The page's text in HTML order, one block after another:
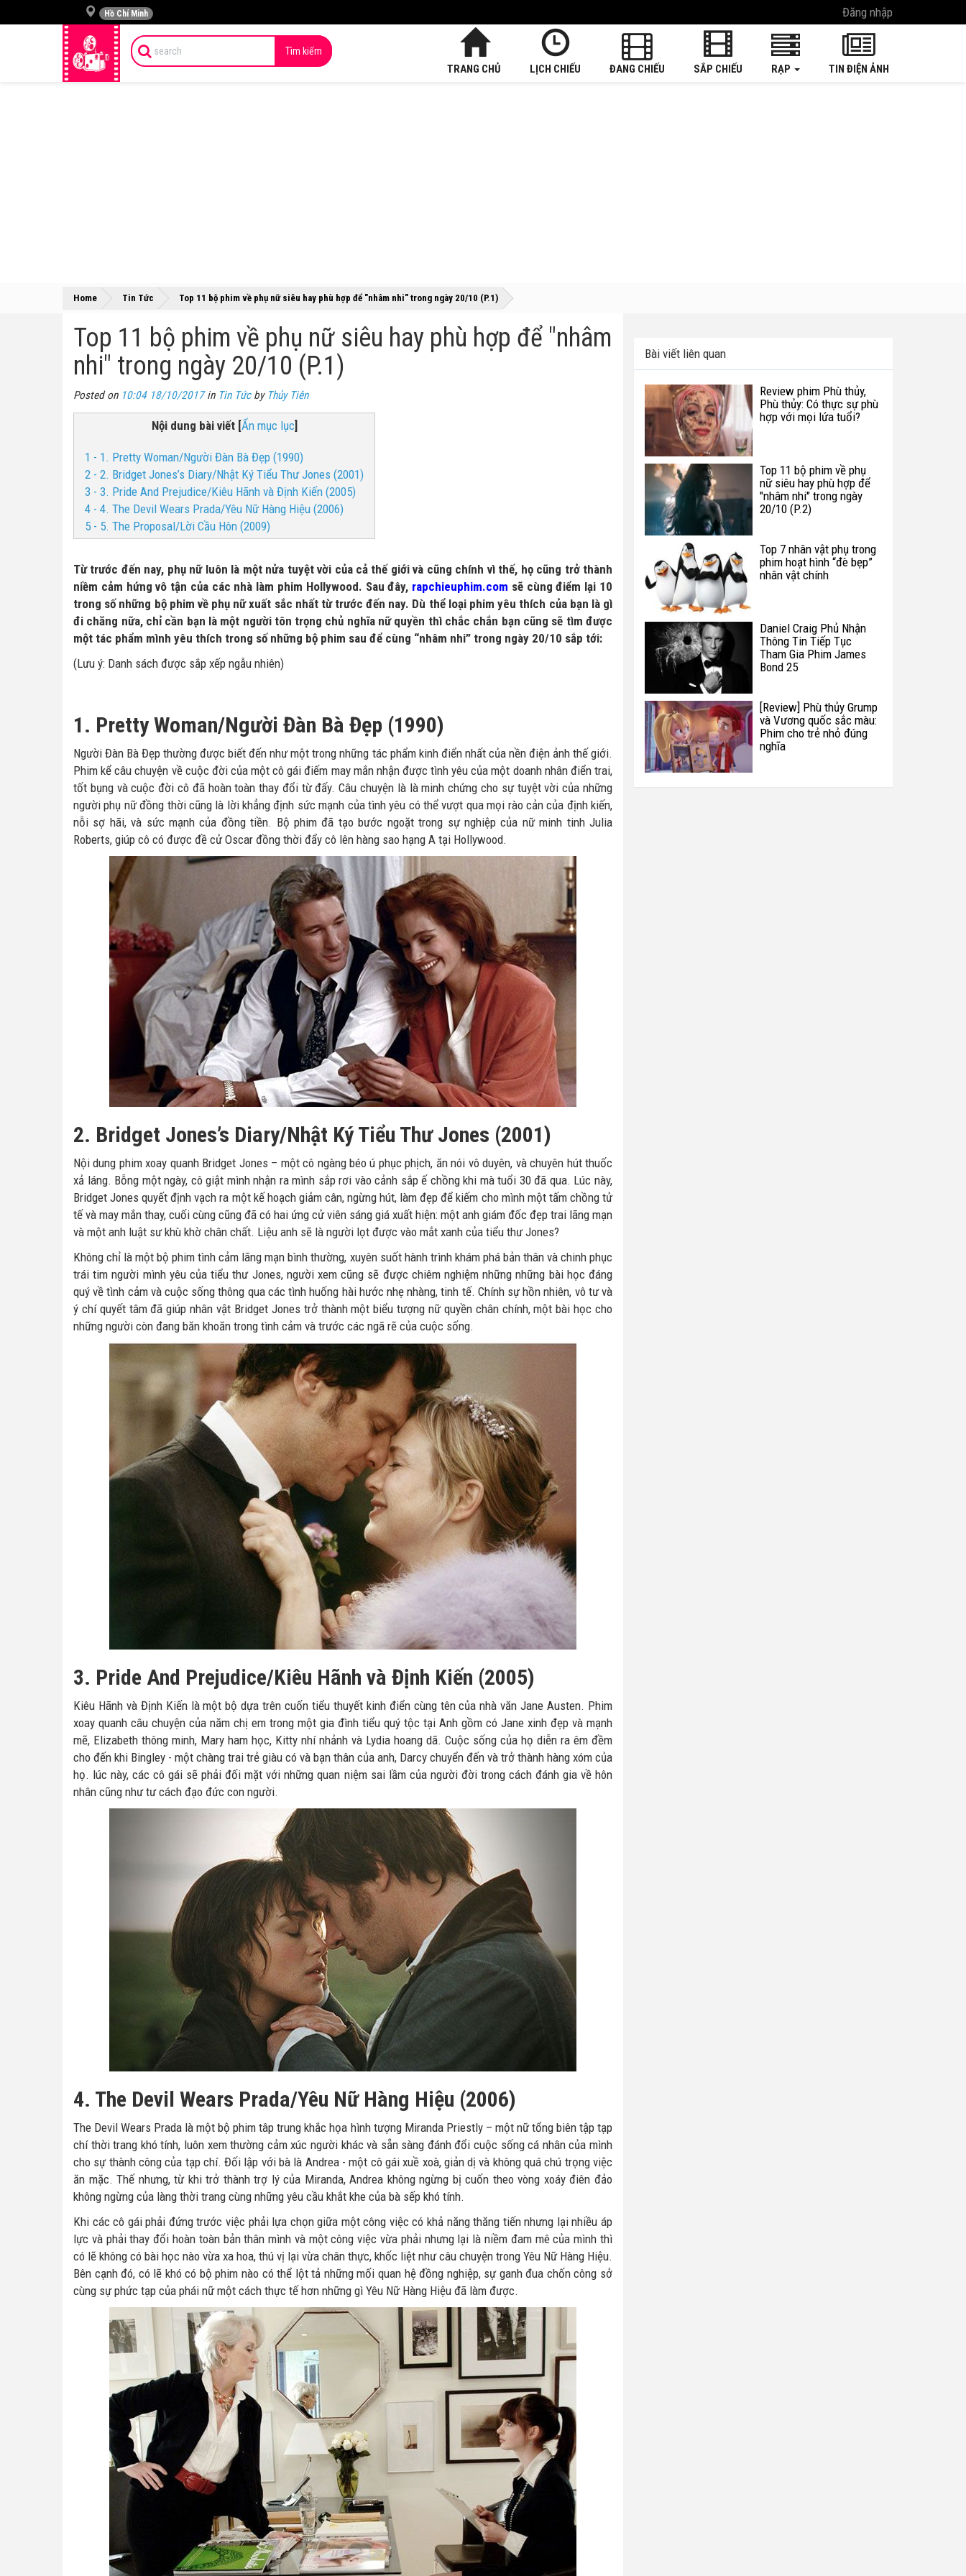
Hồ Chí Minh Đăng nhập
Tìm kiếm
TRANG CHỦ LỊCH CHIẾU ĐANG CHIẾU SẮP CHIẾU RẠP TIN ĐIỆN ẢNH
Home »
Tin Tức »
Top 11 bộ phim về phụ nữ siêu hay phù hợp để "nhâm nhi" trong ngày 20/10 (P.1)
Top 11 bộ phim về phụ nữ siêu hay phù hợp để "nhâm
nhi" trong ngày 20/10 (P.1)
Posted on 10:04 18/10/2017in Tin Tứcby Thủy Tiên
Nội dung bài viết[Ẩn mục lục]
1 - 1. Pretty Woman/Người Đàn Bà Đẹp (1990)
2 - 2. Bridget Jones’s Diary/Nhật Ký Tiểu Thư Jones (2001)
3 - 3. Pride And Prejudice/Kiêu Hãnh và Định Kiến (2005)
4 - 4. The Devil Wears Prada/Yêu Nữ Hàng Hiệu (2006)
5 - 5. The Proposal/Lời Cầu Hôn (2009)
Từ trước đến nay, phụ nữ luôn là một nửa tuyệt vời của cả thế giới và cũng chính vì thế, họ cũng trở thành
niềm cảm hứng vô tận của các nhà làm phim Hollywood. Sau đây, rapchieuphim.com sẽ cùng điểm lại 10
trong số những bộ phim về phụ nữ xuất sắc nhất từ trước đến nay. Dù thể loại phim yêu thích của bạn là gì
đi chăng nữa, chỉ cần bạn là một người tôn trọng chủ nghĩa nữ quyền thì chắc chắn bạn cũng sẽ tìm được
một tác phẩm mình yêu thích trong số những bộ phim sau để cùng “nhâm nhi” trong ngày 20/10 sắp tới:
(Lưu ý: Danh sách được sắp xếp ngẫu nhiên)
1. Pretty Woman/Người Đàn Bà Đẹp (1990)
Người Đàn Bà Đẹp thường được biết đến như một trong những tác phẩm kinh điển nhất của nền điện ảnh thế giới.
Phim kể câu chuyện về cuộc đời của một cô gái điếm may mắn nhận được tình yêu của một doanh nhân điển trai,
tốt bụng và cuộc đời cô đã hoàn toàn thay đổi từ đấy. Câu chuyện là là minh chứng cho sự tuyệt vời của những
người phụ nữ đồng thời cũng là lời khẳng định sức mạnh của tình yêu có thể vượt qua mọi rào cản của định kiến,
nỗi sợ hãi, và sức mạnh của đồng tiền. Bộ phim đã tạo bước ngoặt trong sự nghiệp của nữ minh tinh Julia
Roberts, giúp cô có được đề cử Oscar đồng thời đẩy cô lên hàng sao hạng A tại Hollywood.
2. Bridget Jones’s Diary/Nhật Ký Tiểu Thư Jones (2001)
Nội dung phim xoay quanh Bridget Jones – một cô ngàng béo ú phục phịch, ăn nói vô duyên, và chuyên hút thuốc
xả láng. Bỗng một ngày, cô giật mình nhận ra mình sắp rơi vào cảnh sắp ế chồng khi mà tuổi 30 đã qua. Lúc này,
Bridget Jones quyết định vạch ra một kế hoạch giảm cân, ngừng hút, làm đẹp để kiếm cho mình một tấm chồng tử
tế và may mắn thay, cuối cùng cũng đã có hai ứng cử viên sáng giá xuất hiện: một anh giám đốc đẹp trai lãng mạn
và một anh luật sư khù khờ chân chất. Liệu anh sẽ là người lọt được vào mắt xanh của tiểu thư Jones?
Không chỉ là một bộ phim tình cảm lãng mạn bình thường, xuyên suốt hành trình khám phá bản thân và chinh phục
trái tim người mình yêu của tiểu thư Jones, người xem cũng sẽ được chiêm nghiệm những những bài học đáng
quý về tình cảm và cuộc sống thông qua các tình huống hài hước nhẹ nhàng, tinh tế. Chính sự hồn nhiên, vô tư và
ý chí quyết tâm đã giúp nhân vật Bridget Jones trở thành một biểu tượng nữ quyền chân chính, một bài học cho
những người còn đang băn khoăn trong tình cảm và trước các ngã rẽ của cuộc sống.
3. Pride And Prejudice/Kiêu Hãnh và Định Kiến (2005)
Kiêu Hãnh và Định Kiến là một bộ dựa trên cuốn tiểu thuyết kinh điển cùng tên của nhà văn Jane Austen. Phim
xoay quanh câu chuyện của năm chị em trong một gia đình tiểu quý tộc tại Anh gồm có Jane xinh đẹp và mạnh
mẽ, Elizabeth thông minh, Mary ham học, Kitty nhí nhảnh và Lydia hoang dã. Cuộc sống của họ diễn ra êm đềm
cho đến khi Bingley - một chàng trai trẻ giàu có và bạn thân của anh, Darcy chuyển đến và trở thành hàng xóm của
họ. lúc này, các cô gái sẽ phải đối mặt với những quan niệm sai lầm của người đời trong cách đánh gia về hôn
nhân cũng như tư cách đạo đức con người.
4. The Devil Wears Prada/Yêu Nữ Hàng Hiệu (2006)
The Devil Wears Prada là một bộ phim tâp trung khắc họa hình tượng Miranda Priestly – một nữ tổng biên tập tạp
chí thời trang khó tính, luôn xem thường cảm xúc người khác và sẵn sàng đánh đổi cuộc sống cá nhân của mình
cho sự thành công của tạp chí. Đối lập với bà là Andrea - một cô gái xuề xoà, giản dị và không quá chú trọng việc
ăn mặc. Thế nhưng, từ khi trở thành trợ lý của Miranda, Andrea không ngừng bị cuốn theo vòng xoáy điên đảo
không ngừng của làng thời trang cùng những yêu cầu khắt khe của bà sếp khó tính.
Khi các cô gái phải đứng trước việc phải lựa chọn giữa một công việc có khả năng thăng tiến nhưng lại nhiều áp
lực và phải thay đổi hoàn toàn bản thân mình và một công việc vừa phải nhưng lại là niềm đam mê của mình thì
có lẽ không có bài học nào vừa xa hoa, thú vị lại vừa chân thực, khốc liệt như câu chuyện trong Yêu Nữ Hàng Hiệu.
Bên cạnh đó, có lẽ khó có bộ phim nào có thể lột tả những mối quan hệ đồng nghiệp, sự ganh đua chốn công sở
cùng sự phức tạp của phái nữ một cách thực tế hơn những gì Yêu Nữ Hàng Hiệu đã làm được.
Bài viết liên quan
Review phim Phù thủy,
Phù thủy: Có thực sự phù
hợp với mọi lứa tuổi?
Top 11 bộ phim về phụ
nữ siêu hay phù hợp để
"nhâm nhi" trong ngày
20/10 (P.2)
Top 7 nhân vật phụ trong
phim hoạt hình “đè bẹp”
nhân vật chính
Daniel Craig Phủ Nhận
Thông Tin Tiếp Tục
Tham Gia Phim James
Bond 25
[Review] Phù thủy Grump
và Vương quốc sắc màu:
Phim cho trẻ nhỏ đúng
nghĩa